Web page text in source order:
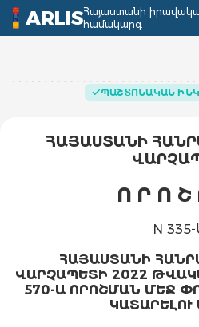
ARLISՀայաստանի
համակարգ
ՊԱՇՏՈՆԱԿԱՆ
ՀԱՅԱՍՏԱՆԻ
Ո Ր Ո Շ
N
ՀԱՅԱՍՏԱՆԻ
ՎԱՐՉԱՊԵՏԻ 2022
570-Ա ՈՐՈՇՄԱՆ ՄԵՋ